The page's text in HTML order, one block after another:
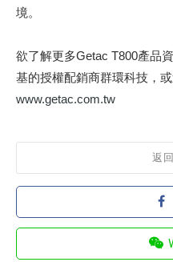
境。
欲了解更多Getac T800產品
基的授權配銷商群環科技，
www.getac.com.tw
返